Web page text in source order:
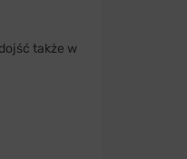
także w